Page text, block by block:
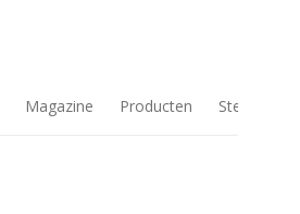
Magazine Producten Steden